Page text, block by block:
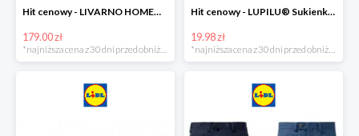
Hit cenowy - LIVARNO HOME® Stolik i 2 krzesełka dla dzieci
179.00 zł
Hit cenowy - LUPILU® Sukienka niemowlęca
19.98 zł